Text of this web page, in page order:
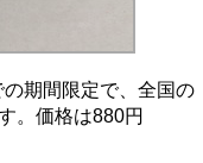
期間限定で、全国の
。価格は880円